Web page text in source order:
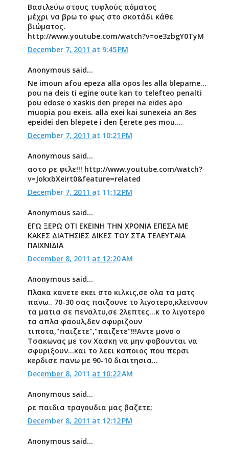
Βασιλεύω στους τυφλούς αόματος
μέχρι να βρω το φως στο σκοτάδι κάθε
βιώματος.
http://www.youtube.com/watch?v=oe3zbgY0TyM
December 7, 2011 at 9:45 PM
Anonymous said...
Ne imoun afou epeza alla opos les alla blepame...
pou na deis ti egine oute kan to telefteo penalti
pou edose o xaskis den prepei na eides apo
muopia pou exeis. alla exei kai sunexeia an 8es
epeidei den blepete i den ξerete pes mou....
December 7, 2011 at 10:21 PM
Anonymous said...
αστο ρε φιλε!!! http://www.youtube.com/watch?
v=JokxbXeirt0&feature=related
December 7, 2011 at 11:12 PM
Anonymous said...
ΕΓΩ ΞΕΡΩ ΟΤΙ ΕΚΕΙΝΗ ΤΗΝ ΧΡΟΝΙΑ ΕΠΕΣΑ ΜΕ
ΚΑΚΕΣ ΔΙΑΤΗΣΙΕΣ ΔΙΚΕΣ ΤΟΥ ΣΤΑ ΤΕΛΕΥΤΑΙΑ
ΠΑΙΧΝΙΔΙΑ
December 8, 2011 at 12:20 AM
Anonymous said...
Πλακα κανετε εκει στο κιλκις,σε ολα τα ματς
πανω.. 70-30 σας παιζουνε το λιγοτερο,κλεινουν
τα ματια σε πεναλτυ,σε 2λεπτες...κ το λιγοτερο
τα απλα φαουλ,δεν σφυριζουν
τιποτα,"παιζετε","παιζετε"!!!Αντε μονο ο
Τσακωνας με τον Χασκη να μην φοβουνται να
σφυριξουν...και το λεει καποιος που περσι
κερδισε πανω με 90-10 διαιτησια...
December 8, 2011 at 10:22 AM
Anonymous said...
ρε παιδια τραγουδια μας βαζετε;
December 8, 2011 at 12:12 PM
Anonymous said...